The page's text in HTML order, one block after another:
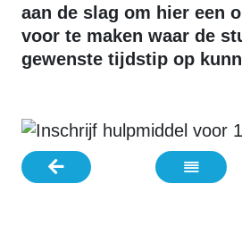
aan de slag om hier een
voor te maken waar de
gewenste tijdstip op